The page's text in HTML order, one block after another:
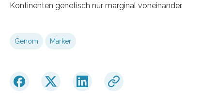
Kontinenten genetisch nur marginal voneinander.
Genom Marker